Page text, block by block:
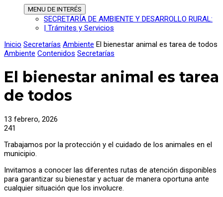
MENU DE INTERÉS
SECRETARÍA DE AMBIENTE Y DESARROLLO RURAL:
| Trámites y Servicios
Inicio Secretarías Ambiente El bienestar animal es tarea de todos
Ambiente Contenidos Secretarías
El bienestar animal es tarea
de todos
13 febrero, 2026
241
Trabajamos por la protección y el cuidado de los animales en el
municipio.
Invitamos a conocer las diferentes rutas de atención disponibles
para garantizar su bienestar y actuar de manera oportuna ante
cualquier situación que los involucre.